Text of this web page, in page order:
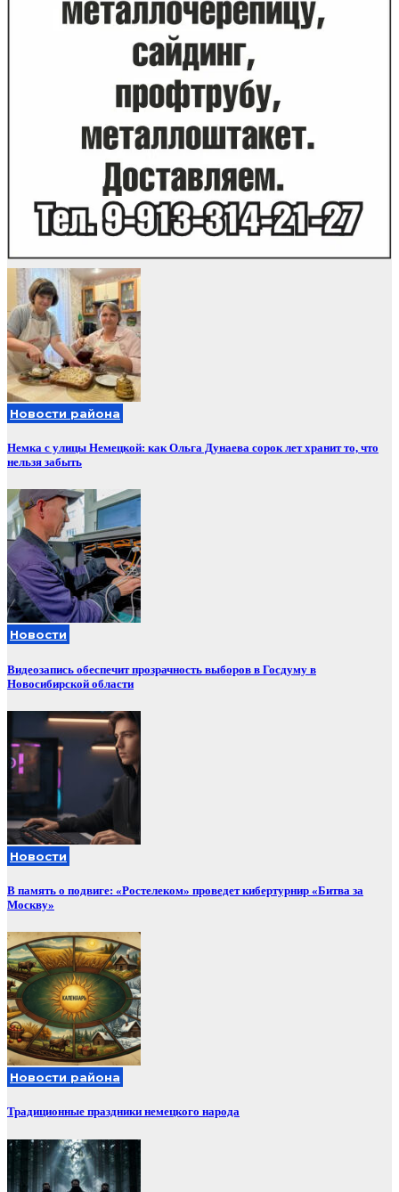
Новости района
Немка с улицы Немецкой: как Ольга Дунаева сорок лет хранит то, что
нельзя забыть
Новости
Видеозапись обеспечит прозрачность выборов в Госдуму в
Новосибирской области
Новости
В память о подвиге: «Ростелеком» проведет кибертурнир «Битва за
Москву»
Новости района
Традиционные праздники немецкого народа